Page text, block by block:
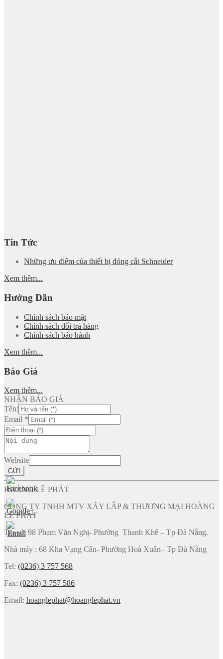
Tin Tức
Những ưu điểm của thiết bị đóng cắt Schneider
Xem thêm...
Hướng Dẫn
Chính sách bảo mật
Chính sách đổi trả hàng
Chính sách bảo hành
Xem thêm...
Báo Giá
Xem thêm...
NHẬN BÁO GIÁ
Tên:
Email *
Website
GỬI
HOÀNG LÊ PHÁT
CÔNG TY TNHH MTV XÂY LẮP & THƯƠNG MẠI HOÀNG
LÊ PHÁT
Trụ sở: 98 Phạm Văn Nghị- Phường Thanh Khê – Tp Đà Nẵng.
Nhà máy : 68 Kha Vạng Cân- Phường Hoà Xuân– Tp Đà Nẵng
Tel: (0236) 3 757 568
Fax: (0236) 3 757 586
Email: hoanglephat@hoanglephat.vn